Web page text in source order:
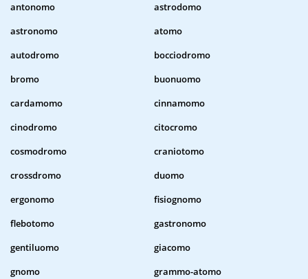
antonomo
astrodomo
astronomo
atomo
autodromo
bocciodromo
bromo
buonuomo
cardamomo
cinnamomo
cinodromo
citocromo
cosmodromo
craniotomo
crossdromo
duomo
ergonomo
fisiognomo
flebotomo
gastronomo
gentiluomo
giacomo
gnomo
grammo-atomo